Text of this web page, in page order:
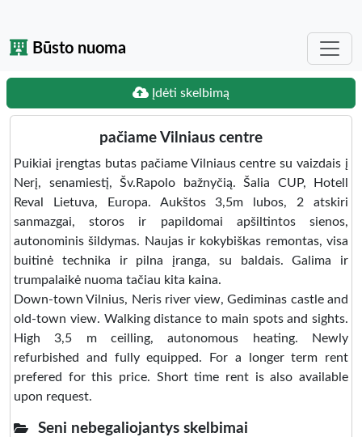
Būsto nuoma
Įdėti skelbimą
pačiame Vilniaus centre
Puikiai įrengtas butas pačiame Vilniaus centre su vaizdais į
Nerį, senamiestį, Šv.Rapolo bažnyčią. Šalia CUP, Hotell
Reval Lietuva, Europa. Aukštos 3,5m lubos, 2 atskiri
sanmazgai, storos ir papildomai apšiltintos sienos,
autonominis šildymas. Naujas ir kokybiškas remontas, visa
buitinė technika ir pilna įranga, su baldais. Galima ir
trumpalaikė nuoma tačiau kita kaina.
Down-town Vilnius, Neris river view, Gediminas castle and
old-town view. Walking distance to main spots and sights.
High 3,5 m ceilling, autonomous heating. Newly
refurbished and fully equipped. For a longer term rent
prefered for this price. Short time rent is also available
upon request.
Seni nebegaliojantys skelbimai